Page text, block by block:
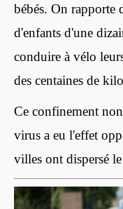
bébés. On rapporte
d'enfants d'une
conduire à vélo
des centaines de
Ce confinement
virus a eu l'effet
villes ont dispersé